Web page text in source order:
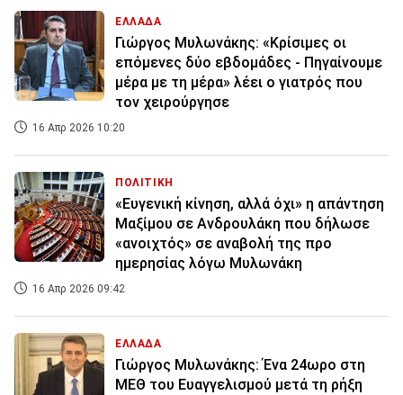
ΕΛΛΑΔΑ
Γιώργος Μυλωνάκης: «Κρίσιμες οι
επόμενες δύο εβδομάδες - Πηγαίνουμε
μέρα με τη μέρα» λέει ο γιατρός που
τον χειρούργησε
16 Απρ 2026 10:20
ΠΟΛΙΤΙΚΗ
«Ευγενική κίνηση, αλλά όχι» η απάντηση
Μαξίμου σε Ανδρουλάκη που δήλωσε
«ανοιχτός» σε αναβολή της προ
ημερησίας λόγω Μυλωνάκη
16 Απρ 2026 09:42
ΕΛΛΑΔΑ
Γιώργος Μυλωνάκης: Ένα 24ωρο στη
ΜΕΘ του Ευαγγελισμού μετά τη ρήξη